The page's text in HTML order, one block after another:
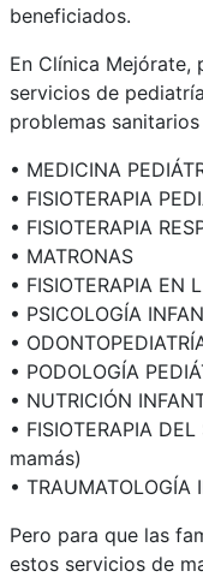
beneficiados.
En Clínica Mejórate,
servicios de
problemas
• MEDICINA
• FISIOTERAPIA
• FISIOTERAPIA
• MATRONAS
• FISIOTERAPIA EN
• PSICOLOGÍA
•
• PODOLOGÍA
• NUTRICIÓN
• FISIOTERAPIA
mamás)
• TRAUMATOLOGÍA
Pero para que las
estos servicios de